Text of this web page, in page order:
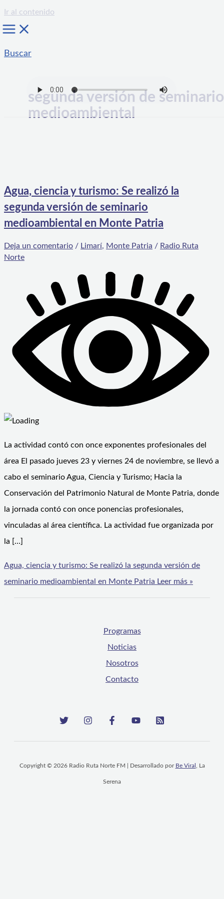
Ir al contenido
Buscar
segunda versión de seminario
medioambiental
Agua, ciencia y turismo: Se realizó la
segunda versión de seminario
medioambiental en Monte Patria
Deja un comentario / Limarí, Monte Patria / Radio Ruta
Norte
La actividad contó con once exponentes profesionales del
área El pasado jueves 23 y viernes 24 de noviembre, se llevó a
cabo el seminario Agua, Ciencia y Turismo; Hacia la
Conservación del Patrimonio Natural de Monte Patria, donde
la jornada contó con once ponencias profesionales,
vinculadas al área científica. La actividad fue organizada por
la […]
Agua, ciencia y turismo: Se realizó la segunda versión de
seminario medioambiental en Monte Patria Leer más »
Programas
Noticias
Nosotros
Contacto
Copyright © 2026 Radio Ruta Norte FM | Desarrollado por Be Viral , La
Serena